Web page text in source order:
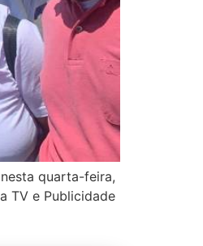
quarta-feira,
TV e Publicidade